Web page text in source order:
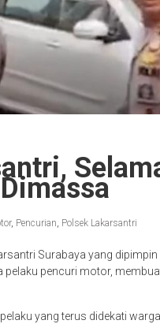
, Pencurian, Polsek Lakarsantri
Surabaya yang
pencuri motor,
yang terus didekati